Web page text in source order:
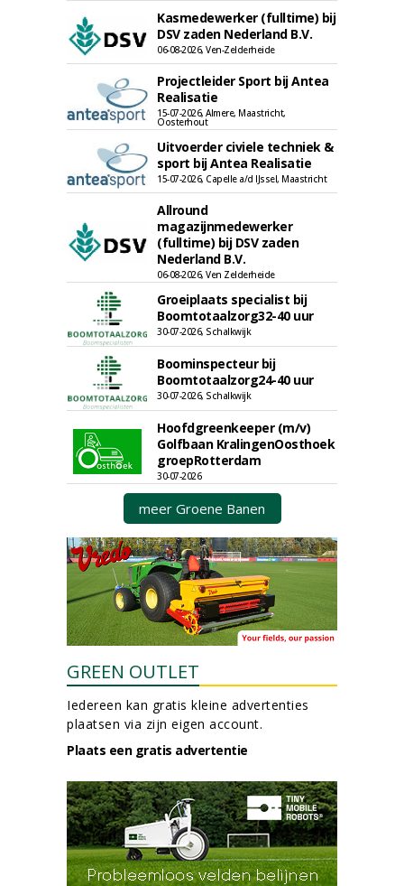
Kasmedewerker (fulltime) bij
DSV zaden Nederland B.V.
06-08-2026, Ven-Zelderheide
Projectleider Sport bij Antea
Realisatie
15-07-2026, Almere, Maastricht,
Oosterhout
Uitvoerder civiele techniek &
sport bij Antea Realisatie
15-07-2026, Capelle a/d IJssel, Maastricht
Allround
magazijnmedewerker
(fulltime) bij DSV zaden
Nederland B.V.
06-08-2026, Ven Zelderheide
Groeiplaats specialist bij
Boomtotaalzorg32-40 uur
30-07-2026, Schalkwijk
Boominspecteur bij
Boomtotaalzorg24-40 uur
30-07-2026, Schalkwijk
Hoofdgreenkeeper (m/v)
Golfbaan KralingenOosthoek
groepRotterdam
30-07-2026
meer Groene Banen
GREEN OUTLET
Iedereen kan gratis kleine advertenties
plaatsen via zijn eigen account.
Plaats een gratis advertentie